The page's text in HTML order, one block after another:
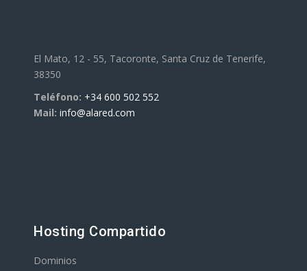
El Mato, 12 - 55, Tacoronte, Santa Cruz de Tenerife,
38350
Teléfono: +34 600 502 552
Mail: info@alared.com
Hosting Compartido
Dominios